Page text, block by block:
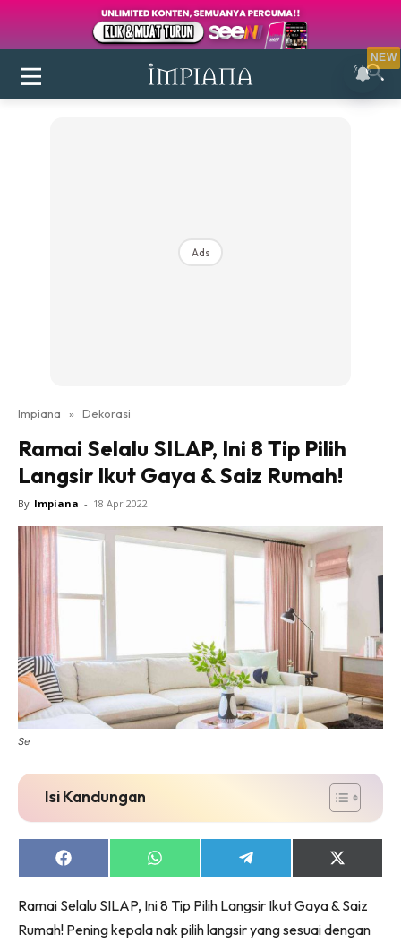
Login|Register
Ruang Makan
Ruang Tamu
Direktori
Interior Design
Bilik Air
Dapur
Ruang Makan
Make Over
Bilik Air
Ruang Makan
Menarik Lagi
Impiana Makeover
Makeover Ruang Selebriti
Ads
Impiana » Dekorasi
Ramai Selalu SILAP, Ini 8 Tip Pilih
Langsir Ikut Gaya & Saiz Rumah!
By Impiana - 18 Apr 2022
Se
Isi Kandungan
Share
on
Share
on
Share
on
Share
on
(Twitter)
Ramai Selalu SILAP, Ini 8 Tip Pilih Langsir Ikut Gaya & Saiz
Rumah! Pening kepala nak pilih langsir yang sesuai dengan
NEW